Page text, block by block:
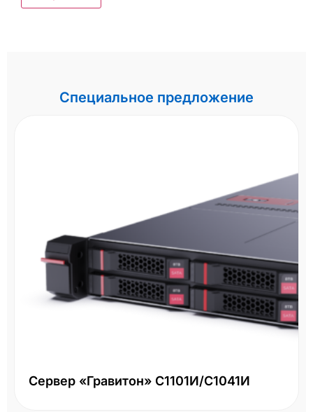
Специальное предложение
Сервер «Гравитон» С1101И/С1041И